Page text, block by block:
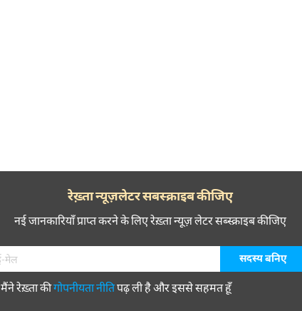
रेख़्ता न्यूज़लेटर सबस्क्राइब कीजिए
नई जानकारियाँ प्राप्त करने के लिए रेख़्ता न्यूज़ लेटर सब्स्क्राइब कीजिए
मैंने रेख़्ता कीगोपनीयता नीतिपढ़ ली है और इससे सहमत हूँ